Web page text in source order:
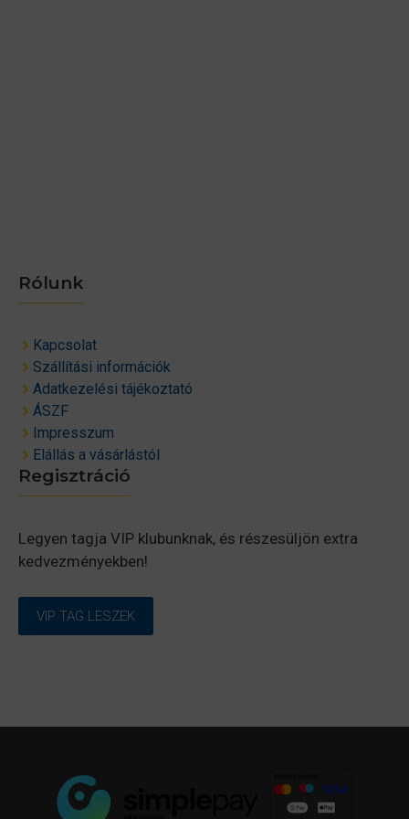
Rólunk
Kapcsolat
Szállítási információk
Adatkezelési tájékoztató
ÁSZF
Impresszum
Elállás a vásárlástól
Regisztráció
Legyen tagja VIP klubunknak, és részesüljön extra
kedvezményekben!
VIP TAG LESZEK